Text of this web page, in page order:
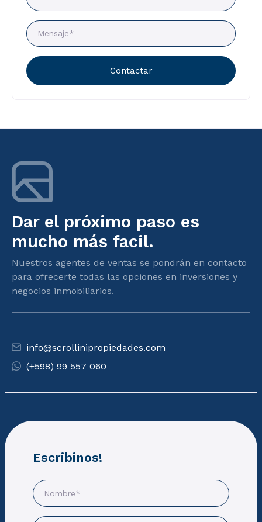
Contactar
Dar el próximo paso es
mucho más facil.
Nuestros agentes de ventas se pondrán en contacto
para ofrecerte todas las opciones en inversiones y
negocios inmobiliarios.
info@scrollinipropiedades.com
(+598) 99 557 060
Escribinos!